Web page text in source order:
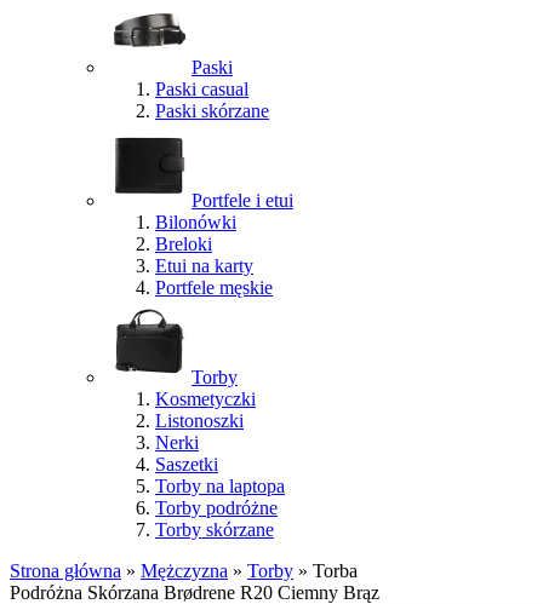
Paski
Paski casual
Paski skórzane
Portfele i etui
Bilonówki
Breloki
Etui na karty
Portfele męskie
Torby
Kosmetyczki
Listonoszki
Nerki
Saszetki
Torby na laptopa
Torby podróżne
Torby skórzane
Strona główna » Mężczyzna » Torby » Torba
Podróżna Skórzana Brødrene R20 Ciemny Brąz